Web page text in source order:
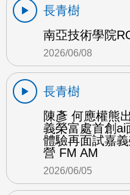
長青樹
南亞技術學院
2026/06/08
長青樹
陳彥 何應權熊
義榮富處首創
體驗再面試嘉
營 FM AM
2026/06/05